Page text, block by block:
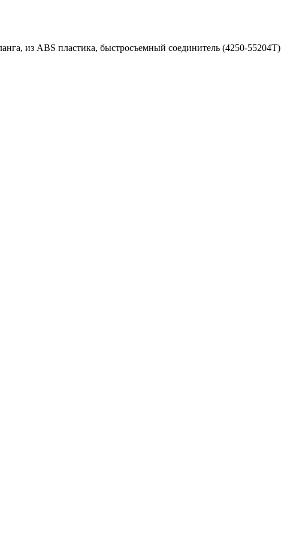
из ABS пластика, быстросъемный соединитель (4250-55204T)